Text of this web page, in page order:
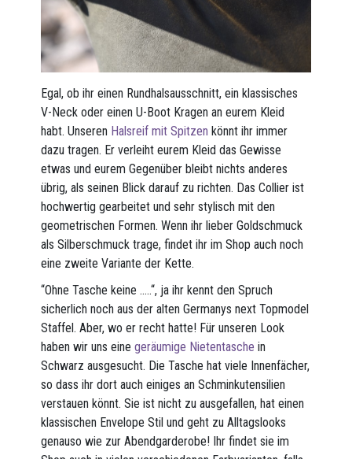
Egal, ob ihr einen Rundhalsausschnitt, ein klassisches
V-Neck oder einen U-Boot Kragen an eurem Kleid
habt. Unseren Halsreif mit Spitzen könnt ihr immer
dazu tragen. Er verleiht eurem Kleid das Gewisse
etwas und eurem Gegenüber bleibt nichts anderes
übrig, als seinen Blick darauf zu richten. Das Collier ist
hochwertig gearbeitet und sehr stylisch mit den
geometrischen Formen. Wenn ihr lieber Goldschmuck
als Silberschmuck trage, findet ihr im Shop auch noch
eine zweite Variante der Kette.
“Ohne Tasche keine …..“, ja ihr kennt den Spruch
sicherlich noch aus der alten Germanys next Topmodel
Staffel. Aber, wo er recht hatte! Für unseren Look
haben wir uns einegeräumige Nietentasche in
Schwarz ausgesucht. Die Tasche hat viele Innenfächer,
so dass ihr dort auch einiges an Schminkutensilien
verstauen könnt. Sie ist nicht zu ausgefallen, hat einen
klassischen Envelope Stil und geht zu Alltagslooks
genauso wie zur Abendgarderobe! Ihr findet sie im